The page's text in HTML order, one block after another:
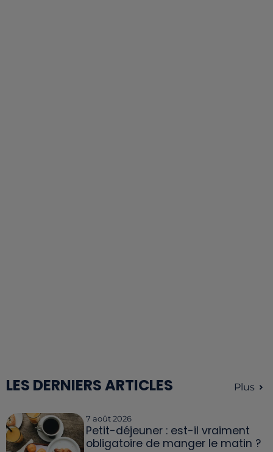
LES DERNIERS ARTICLES Plus
7 août 2026
Petit-déjeuner : est-il vraiment
obligatoire de manger le matin ?